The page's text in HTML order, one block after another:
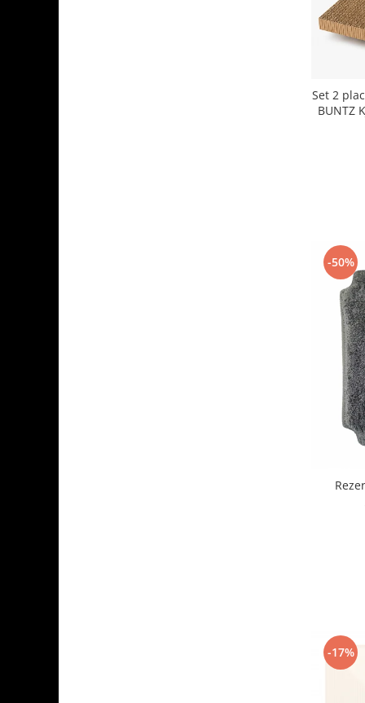
Set 2
BUNTZ
-50%
-17%